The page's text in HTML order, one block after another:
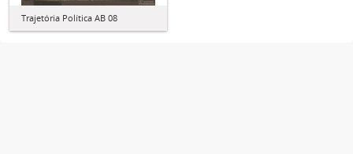
Trajetória Política AB 08